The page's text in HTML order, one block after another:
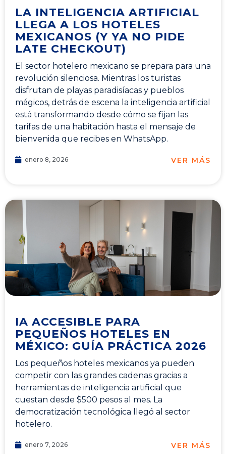
LA INTELIGENCIA ARTIFICIAL
LLEGA A LOS HOTELES
MEXICANOS (Y YA NO PIDE
LATE CHECKOUT)
El sector hotelero mexicano se prepara para una
revolución silenciosa. Mientras los turistas
disfrutan de playas paradisíacas y pueblos
mágicos, detrás de escena la inteligencia artificial
está transformando desde cómo se fijan las
tarifas de una habitación hasta el mensaje de
bienvenida que recibes en WhatsApp.
enero 8, 2026 VER MÁS
IA ACCESIBLE PARA
PEQUEÑOS HOTELES EN
MÉXICO: GUÍA PRÁCTICA 2026
Los pequeños hoteles mexicanos ya pueden
competir con las grandes cadenas gracias a
herramientas de inteligencia artificial que
cuestan desde $500 pesos al mes. La
democratización tecnológica llegó al sector
hotelero.
enero 7, 2026 VER MÁS